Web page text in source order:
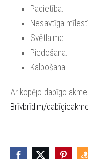
Pacietība.
Nesavtīga
Svētlaime.
Piedošana.
Kalpošana.
Ar kopējo dabīgo
Brīvbrīdim/